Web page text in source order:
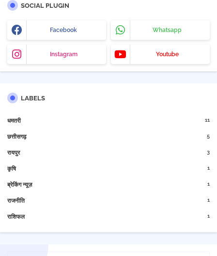
SOCIAL PLUGIN
Facebook Whatsapp
Instagram Youtube
LABELS
धमतरी 11
छत्तीसगढ़ 5
रायपुर 3
कृषि 1
ब्रेकिंग न्यूज़ 1
राजनीति 1
राशिफल 1